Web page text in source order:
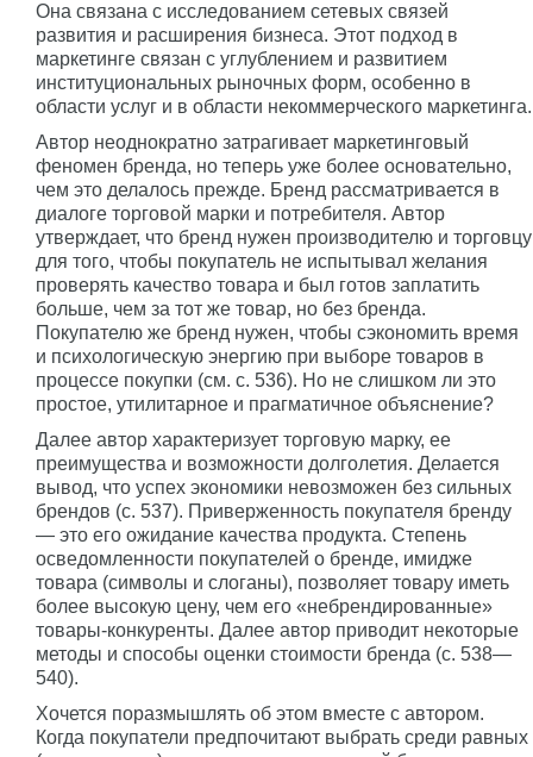
Она связана с исследованием сетевых связей
развития и расширения бизнеса. Этот подход в
маркетинге связан с углублением и развитием
институциональных рыночных форм, особенно в
области услуг и в области некоммерческого маркетинга.
Автор неоднократно затрагивает маркетинговый
феномен бренда, но теперь уже более основательно,
чем это делалось прежде. Бренд рассматривается в
диалоге торговой марки и потребителя. Автор
утверждает, что бренд нужен производителю и торговцу
для того, чтобы покупатель не испытывал желания
проверять качество товара и был готов заплатить
больше, чем за тот же товар, но без бренда.
Покупателю же бренд нужен, чтобы сэкономить время
и психологическую энергию при выборе товаров в
процессе покупки (см. с. 536). Но не слишком ли это
простое, утилитарное и прагматичное объяснение?
Далее автор характеризует торговую марку, ее
преимущества и возможности долголетия. Делается
вывод, что успех экономики невозможен без сильных
брендов (с. 537). Приверженность покупателя бренду
— это его ожидание качества продукта. Степень
осведомленности покупателей о бренде, имидже
товара (символы и слоганы), позволяет товару иметь
более высокую цену, чем его «небрендированные»
товары-конкуренты. Далее автор приводит некоторые
методы и способы оценки стоимости бренда (с. 538—
540).
Хочется поразмышлять об этом вместе с автором.
Когда покупатели предпочитают выбрать среди равных